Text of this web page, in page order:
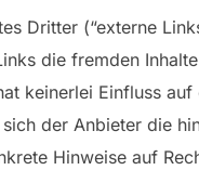
Dritter (“externe
die fremden
keinerlei Einfluss
der Anbieter die
Hinweise auf